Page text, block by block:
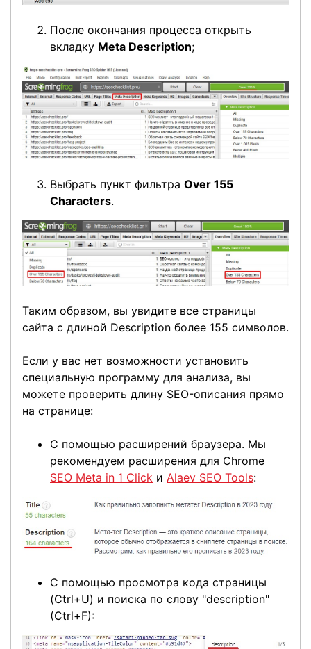
После окончания процесса открыть
вкладку Meta Description;
Выбрать пункт фильтра Over 155
Characters.
Таким образом, вы увидите все страницы
сайта с длиной Description более 155 символов.
Если у вас нет возможности установить
специальную программу для анализа, вы
можете проверить длину SEO-описания прямо
на странице:
С помощью расширений браузера. Мы
рекомендуем расширения для Chrome
SEO Meta in 1 Click и Alaev SEO Tools:
С помощью просмотра кода страницы
(Ctrl+U) и поиска по слову "description"
(Ctrl+F):